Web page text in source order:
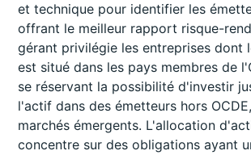
et technique pour identifier les
offrant le meilleur rapport risque-
gérant privilégie les entreprises dont
est situé dans les pays membres de
se réservant la possibilité d'investir
l'actif dans des émetteurs hors
marchés émergents. L'allocation
concentre sur des obligations ayant